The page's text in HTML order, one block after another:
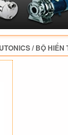
/BỘ HIỂN